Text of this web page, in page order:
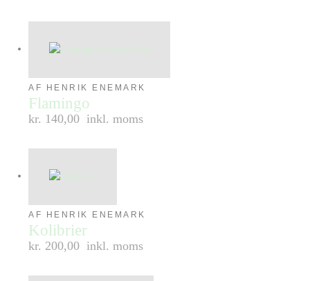
AF HENRIK ENEMARK
Flamingo
kr. 140,00 inkl. moms
AF HENRIK ENEMARK
Kolibrier
kr. 200,00 inkl. moms